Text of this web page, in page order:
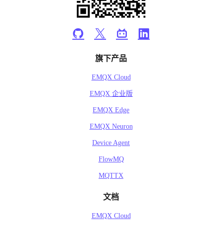
旗下产品
EMQX Cloud
EMQX 企业版
EMQX Edge
EMQX Neuron
Device Agent
FlowMQ
MQTTX
文档
EMQX Cloud